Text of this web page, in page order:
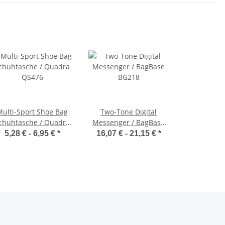
Sport Shoe Bag
/ Quadra
QS476
5,28 € - 6,95 € *
Two-Tone Digital
Messenger / BagBase
BG218
16,07 € - 21,15 € *